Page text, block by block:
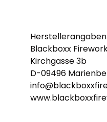
Herstellerangaben
Blackboxx
Kirchgasse 3b
D-09496